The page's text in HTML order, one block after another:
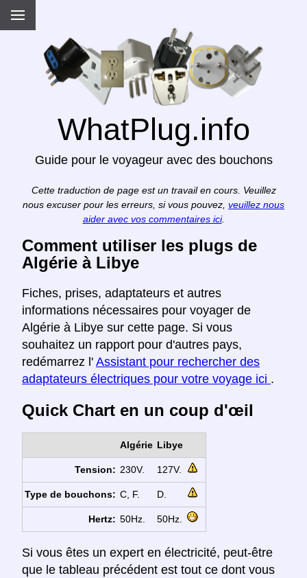
WhatPlug.info
Guide pour le voyageur avec des bouchons
Cette traduction de page est un travail en cours. Veuillez
nous excuser pour les erreurs, si vous pouvez, veuillez nous
aider avec vos commentaires ici.
Comment utiliser les plugs de
Algérie à Libye
Fiches, prises, adaptateurs et autres
informations nécessaires pour voyager de
Algérie à Libye sur cette page. Si vous
souhaitez un rapport pour d'autres pays,
redémarrez l' Assistant pour rechercher des
adaptateurs électriques pour votre voyage ici .
Quick Chart en un coup d'œil
Algérie Libye
Tension: 230V. 127V.
Type de bouchons: C, F. D.
Hertz: 50Hz. 50Hz.
Si vous êtes un expert en électricité, peut-être
que le tableau précédent est tout ce dont vous